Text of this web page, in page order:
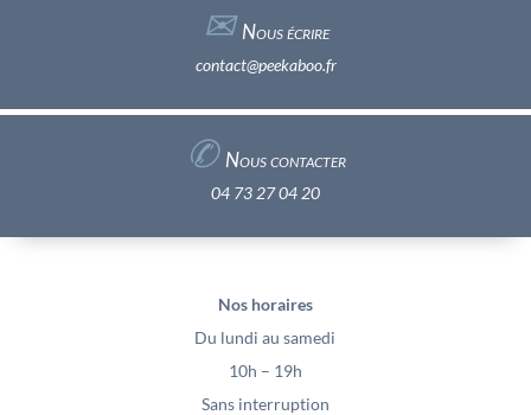
✉︎Nous écrire
contact@peekaboo.fr
✆ Nous contacter
04 73 27 04 20
Nos horaires
Du lundi au samedi
10h – 19h
Sans interruption